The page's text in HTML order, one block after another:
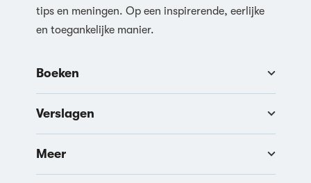
tips en meningen. Op een inspirerende, eerlijke
en toegankelijke manier.
Boeken
Verslagen
Meer